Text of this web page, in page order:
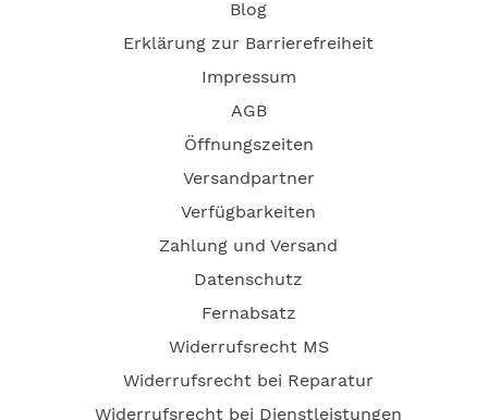
Blog
Erklärung zur Barrierefreiheit
Impressum
AGB
Öffnungszeiten
Versandpartner
Verfügbarkeiten
Zahlung und Versand
Datenschutz
Fernabsatz
Widerrufsrecht MS
Widerrufsrecht bei Reparatur
Widerrufsrecht bei Dienstleistungen